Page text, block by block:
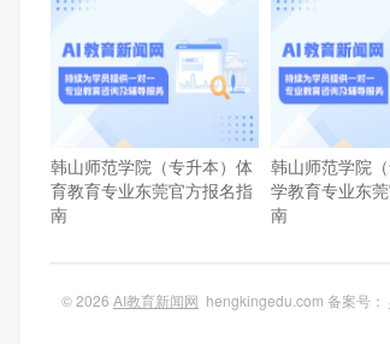
韩山师范学院（专升本）体
育教育专业东莞官方报名指
南
韩山师范学院
学教育专业东
南
© 2026 AI教育新闻网 hengkingedu.com 备案号：